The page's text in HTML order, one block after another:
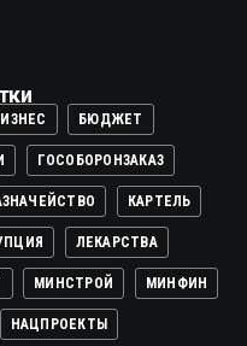
БЮДЖЕТ
ГОСОБОРОНЗАКАЗ
КАРТЕЛЬ
ЛЕКАРСТВА
МИНСТРОЙ МИНФИН
НАЦПРОЕКТЫ